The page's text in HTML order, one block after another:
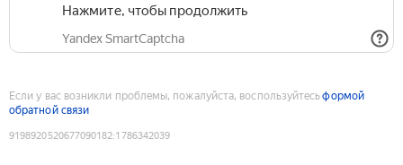
Нажмите, чтобы продолжить
Yandex SmartCaptcha
Если у вас возникли проблемы, пожалуйста, воспользуйтесьформой
обратной связи
9198920520677090182:1786342039